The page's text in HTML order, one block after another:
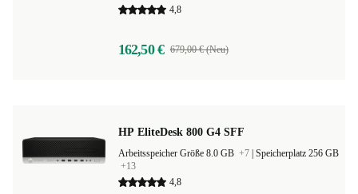
4,8
162,50 € 679,00 € (Neu)
HP EliteDesk 800 G4 SFF
Arbeitsspeicher Größe 8.0 GB +7 Speicherplatz 256 GB
+13
4,8